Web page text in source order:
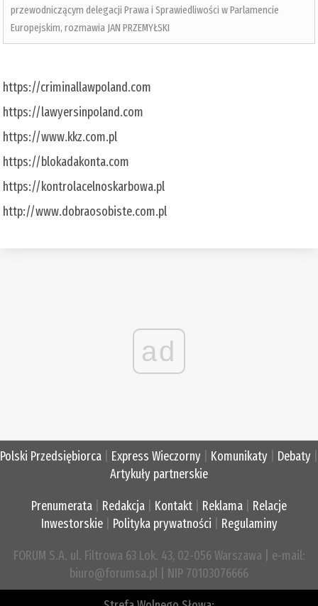
przewodniczącym delegacji Prawa i Sprawiedliwości w Parlamencie
Europejskim, rozmawia JAN PRZEMYŁSKI
https://criminallawpoland.com
https://lawyersinpoland.com
https://www.kkz.com.pl
https://blokadakonta.com
https://kontrolacelnoskarbowa.pl
http://www.dobraosobiste.com.pl
ad
Polski Przedsiębiorca Express Wieczorny Komunikaty Debaty
Artykuły partnerskie
Prenumerata Redakcja Kontakt Reklama
Relacje
Inwestorskie| Polityka prywatności Regulaminy
FORUM S.A. ul. Filtrowa 63 Lok. 43, 02-056 Warszawa | e-mail:
biuro@forumsa.pl | NIP 70103076666